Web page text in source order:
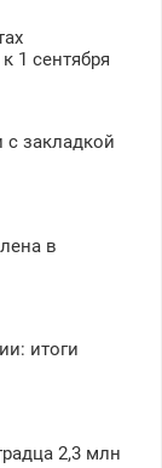
1 сентября
закладкой
в
итоги
2,3 млн